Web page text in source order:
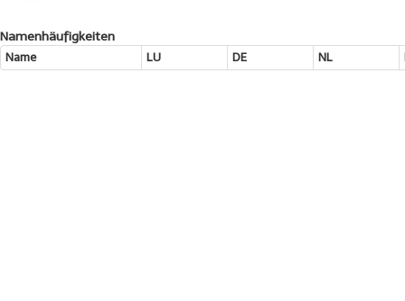
Namenhäufigkeiten
Name LU DE NL